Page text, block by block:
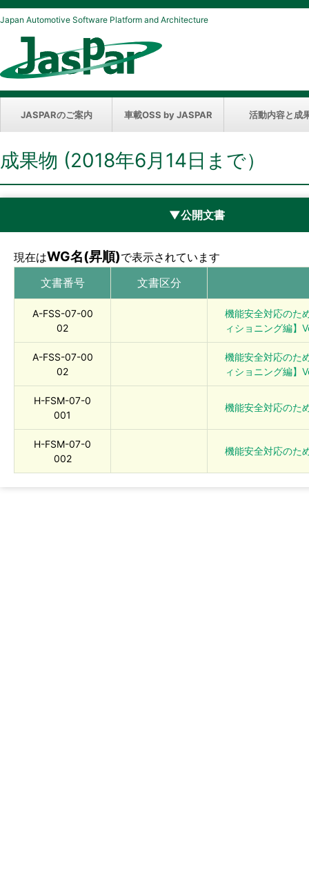
Japan Automotive Software Platform and Architecture
JASPARのご案内 車載OSS by JASPAR 活動内容と成
成果物 (2018年6月14日まで）
▼公開文書
現在はWG名(昇順)で表示されています
文書番号
文書区分
A-FSS-07-00
02
機能安全対応のた
ィショニング編】
A-FSS-07-00
02
機能安全対応のた
ィショニング編】
H-FSM-07-0
001
機能安全対応のた
H-FSM-07-0
002
機能安全対応のた